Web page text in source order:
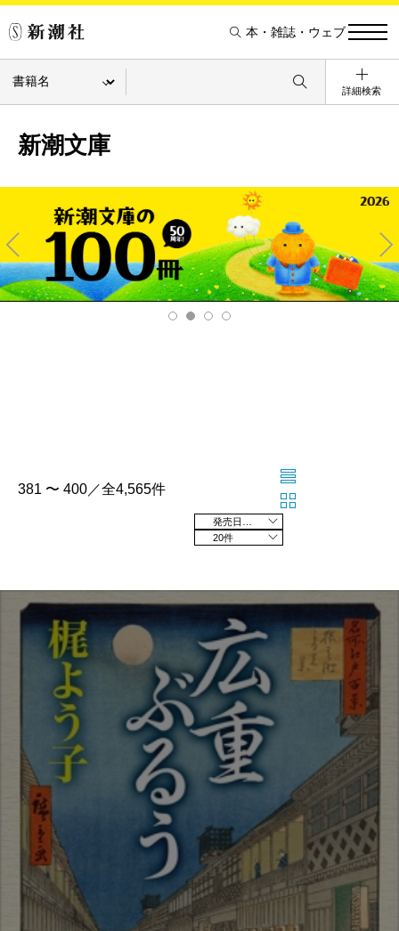
本・雑誌・ウェブ
詳細検索
新潮文庫
Pre
v
Ne
xt
381 〜 400／全4,565件
20件